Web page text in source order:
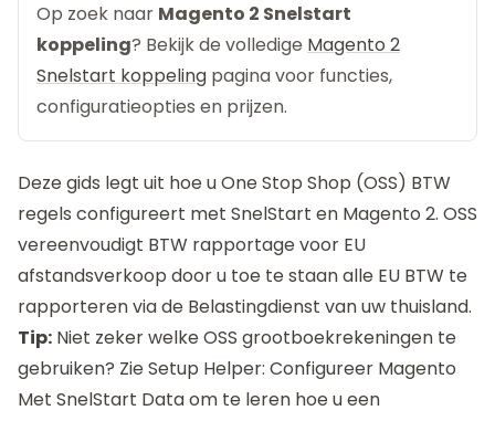
Op zoek naar Magento 2 Snelstart
koppeling? Bekijk de volledige Magento 2
Snelstart koppeling pagina voor functies,
configuratieopties en prijzen.
Deze gids legt uit hoe u One Stop Shop (OSS) BTW
regels configureert met SnelStart en Magento 2. OSS
vereenvoudigt BTW rapportage voor EU
afstandsverkoop door u toe te staan alle EU BTW te
rapporteren via de Belastingdienst van uw thuisland.
Tip: Niet zeker welke OSS grootboekrekeningen te
gebruiken? ZieSetup Helper: Configureer Magento
Met SnelStart Dataom te leren hoe u een